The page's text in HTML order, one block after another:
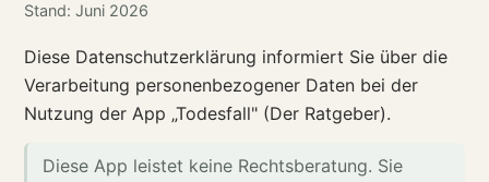
Stand: Juni 2026
Diese Datenschutzerklärung informiert Sie über die
Verarbeitung personenbezogener Daten bei der
Nutzung der App „Todesfall" (Der Ratgeber).
Diese App leistet keine Rechtsberatung. Sie